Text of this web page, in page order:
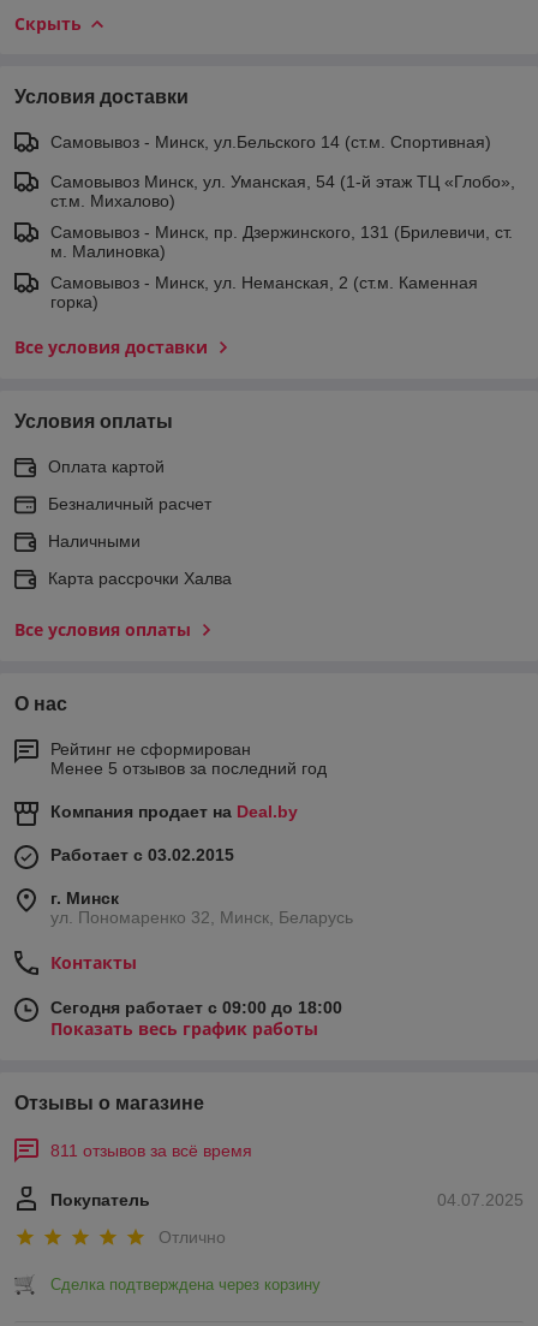
Скрыть
Условия доставки
Самовывоз - Минск, ул.Бельского 14 (ст.м. Спортивная)
Самовывоз Минск, ул. Уманская, 54 (1-й этаж ТЦ «Глобо»,
ст.м. Михалово)
Самовывоз - Минск, пр. Дзержинского, 131 (Брилевичи, ст.
м. Малиновка)
Самовывоз - Минск, ул. Неманская, 2 (ст.м. Каменная
горка)
Все условия доставки
Условия оплаты
Оплата картой
Безналичный расчет
Наличными
Карта рассрочки Халва
Все условия оплаты
О нас
Рейтинг не сформирован
Менее 5 отзывов за последний год
Компания продает на Deal.by
Работает с 03.02.2015
г. Минск
ул. Пономаренко 32, Минск, Беларусь
Контакты
Сегодня работает с 09:00 до 18:00
Показать весь график работы
Отзывы о магазине
811 отзывов за всё время
04.07.2025
Покупатель
Отлично
Сделка подтверждена через корзину